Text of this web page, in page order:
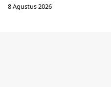
8 Agustus 2026